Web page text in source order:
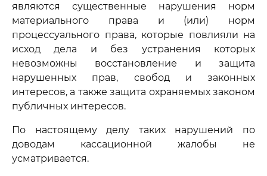
являются существенные нарушения норм
материального права и (или) норм
процессуального права, которые повлияли на
исход дела и без устранения которых
невозможны восстановление и защита
нарушенных прав, свобод и законных
интересов, а также защита охраняемых законом
публичных интересов.
По настоящему делу таких нарушений по
доводам кассационной жалобы не
усматривается.